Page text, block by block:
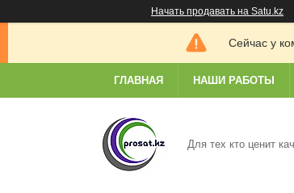
Начать продавать на Satu.kz
Сейчас у
ГЛАВНАЯ НАШИ РАБОТЫ
Для тех кто ценит